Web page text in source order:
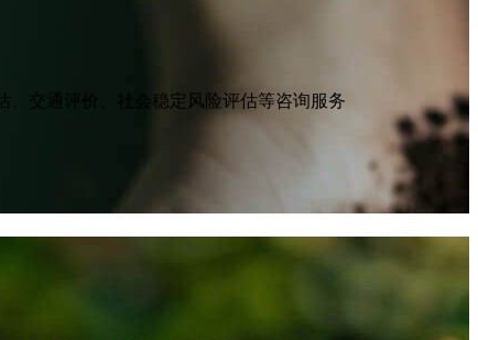
、交通评价、社会稳定风险评估等咨询服务